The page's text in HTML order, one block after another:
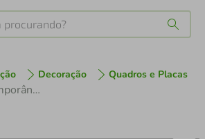
Decoração Quadros e Placas
Quadros Contemporâneos Cores 184x86 3-86x60 Sem Moldura